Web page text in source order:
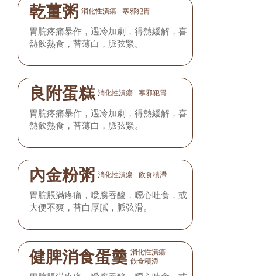
乾薑粥 消化性潰瘍 寒邪犯胃
胃脘疼痛暴作，遇冷加劇，得熱緩解，喜
熱飲熱食，苔薄白，脈弦緊。
良附蛋糕 消化性潰瘍 寒邪犯胃
胃脘疼痛暴作，遇冷加劇，得熱緩解，喜
熱飲熱食，苔薄白，脈弦緊。
內金粉粥 消化性潰瘍 飲食積滯
胃脘脹滿疼痛，噯腐吞酸，噁心吐食，或
大便不爽，苔白厚膩，脈弦滑。
健脾消食蛋羹 消化性潰瘍
飲食積滯